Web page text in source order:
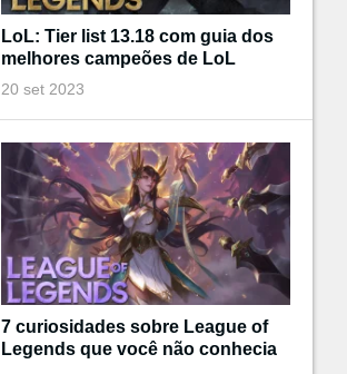
LoL: Tier list 13.18 com guia dos
melhores campeões de LoL
20 set 2023
7 curiosidades sobre League of
Legends que você não conhecia